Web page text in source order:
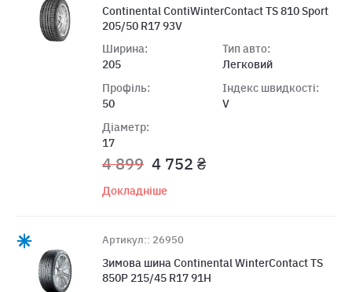
Continental ContiWinterContact TS 810 Sport
205/50 R17 93V
Ширина:
205
Профіль:
50
Діаметр:
17
Тип авто:
Легковий
Індекс швидкості:
V
4 899 4 752 ₴
Докладніше
Артикул:: 26950
Зимова шина Continental WinterContact TS
850P 215/45 R17 91H